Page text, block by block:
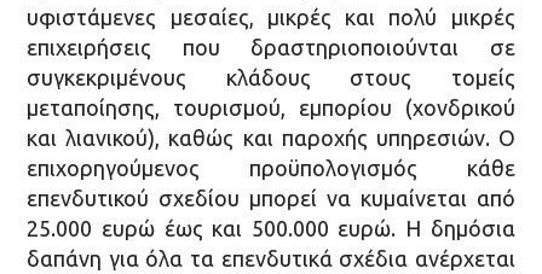
υφιστάμενες μεσαίες, μικρές και πολύ μικρές
επιχειρήσεις που δραστηριοποιούνται σε
συγκεκριμένους κλάδους στους τομείς
μεταποίησης, τουρισμού, εμπορίου (χονδρικού
και λιανικού), καθώς και παροχής υπηρεσιών. Ο
επιχορηγούμενος προϋπολογισμός κάθε
επενδυτικού σχεδίου μπορεί να κυμαίνεται από
25.000 ευρώ έως και 500.000 ευρώ. Η δημόσια
δαπάνη για όλα τα επενδυτικά σχέδια ανέρχεται